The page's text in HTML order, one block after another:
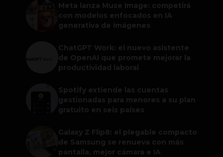
Meta lanza Muse Image: competirá
con modelos enfocados en IA
generativa de imágenes
ChatGPT Work: el nuevo asistente
de OpenAI que promete mejorar la
productividad laboral
Spotify extiende las cuentas
gestionadas para menores a su plan
gratuito en seis países
Galaxy Z Flip8: el plegable compacto
de Samsung se renueva con más
pantalla, mejor cámara e IA